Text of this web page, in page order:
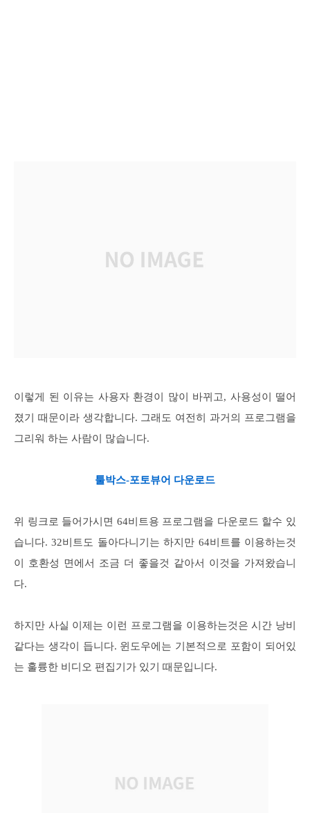
이렇게 된 이유는 사용자 환경이 많이 바뀌고, 사용성이 떨어
졌기 때문이라 생각합니다. 그래도 여전히 과거의 프로그램을
그리워 하는 사람이 많습니다.
툴박스-포토뷰어 다운로드
위 링크로 들어가시면 64비트용 프로그램을 다운로드 할수 있
습니다. 32비트도 돌아다니기는 하지만 64비트를 이용하는것
이 호환성 면에서 조금 더 좋을것 같아서 이것을 가져왔습니
다.
하지만 사실 이제는 이런 프로그램을 이용하는것은 시간 낭비
같다는 생각이 듭니다. 윈도우에는 기본적으로 포함이 되어있
는 훌륭한 비디오 편집기가 있기 때문입니다.